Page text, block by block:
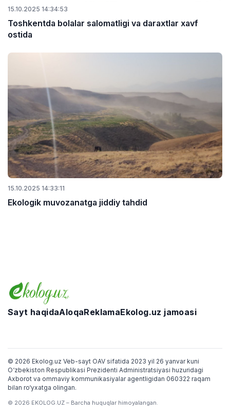
15.10.2025 14:34:53
Toshkentda bolalar salomatligi va daraxtlar xavf
ostida
15.10.2025 14:33:11
Ekologik muvozanatga jiddiy tahdid
Sayt haqidaAloqaReklamaEkolog.uz jamoasi
© 2026 Ekolog.uz Veb-sayt OAV sifatida 2023 yil 26 yanvar kuni
O‘zbekiston Respublikasi Prezidenti Administratsiyasi huzuridagi
Axborot va ommaviy kommunikasiyalar agentligidan 060322 raqam
bilan ro‘yxatga olingan.
© 2026 EKOLOG.UZ – Barcha huquqlar himoyalangan.